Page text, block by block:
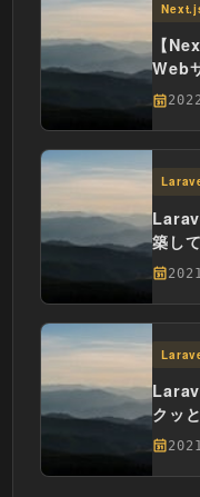
【
Web
築し
クッ